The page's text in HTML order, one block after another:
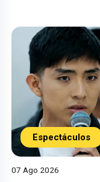
Espectáculos
07 Ago 2026